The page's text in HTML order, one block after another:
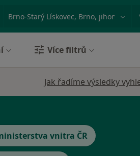
Město nebo region
Více filtrů
Jak řadíme výsledky
vnitra ČR